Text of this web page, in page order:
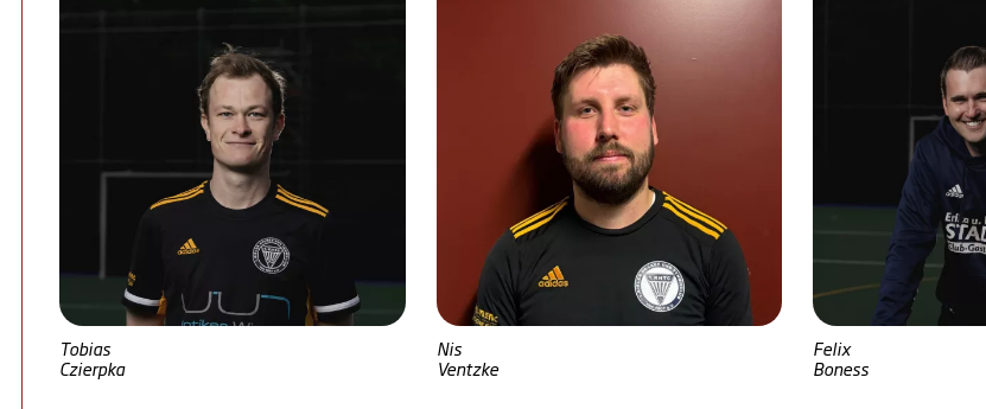
Tobias
Czierpka
Nis
Ventzke
Felix
Boness